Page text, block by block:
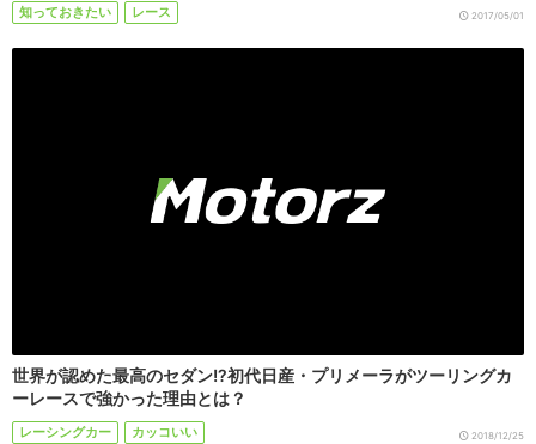
知っておきたい レース 2017/05/01
世界が認めた最高のセダン!?初代日産・プリメーラがツーリングカ
ーレースで強かった理由とは？
レーシングカー カッコいい 2018/12/25